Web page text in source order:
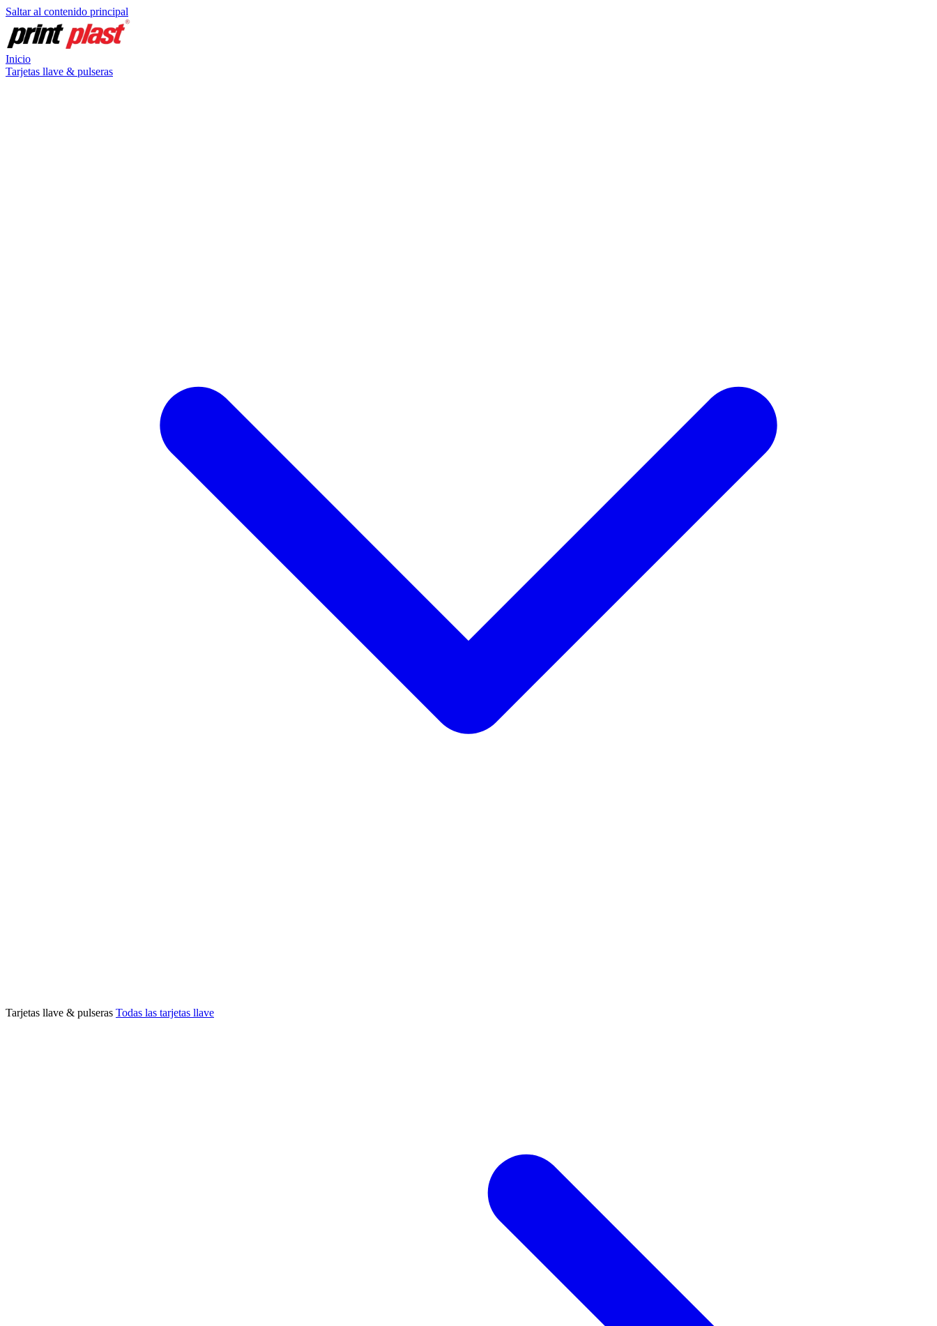
Saltar al contenido principal
Inicio
Tarjetas llave & pulseras
Tarjetas llave & pulseras Todas las tarjetas llave